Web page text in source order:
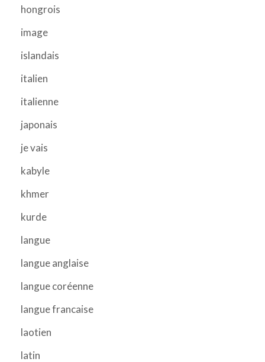
hongrois
image
islandais
italien
italienne
japonais
je vais
kabyle
khmer
kurde
langue
langue anglaise
langue coréenne
langue francaise
laotien
latin